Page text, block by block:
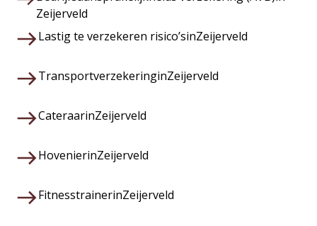
Zeijerveld
Lastig te verzekeren risico’sinZeijerveld
TransportverzekeringinZeijerveld
CateraarinZeijerveld
HovenierinZeijerveld
FitnesstrainerinZeijerveld